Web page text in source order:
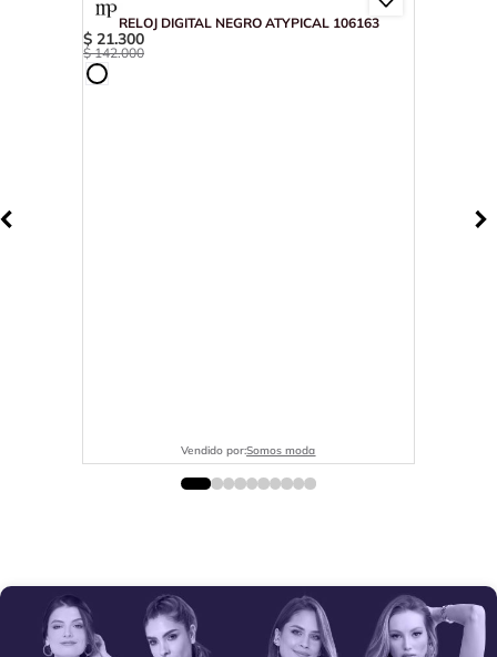
RELOJ DIGITAL NEGRO ATYPICAL 106163
$ 21.300
$ 142.000
Vendido por:Somos moda